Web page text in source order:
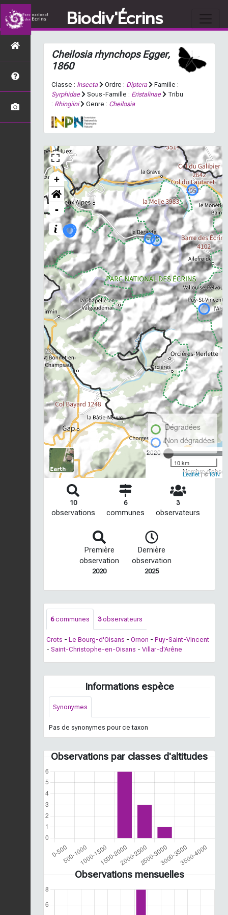
Biodiv'Écrins
Cheilosia rhynchopsEgger,
1860
Classe : Insecta Ordre : Diptera
Famille :
Syrphidae
Sous-Famille : Eristalinae
Tribu
: Rhingiini Genre : Cheilosia
+
-
2020
Nombre
Dégradées
Non dégradées
10 km
Leaflet| ©IGN
10
observations
6
communes
3
observateurs
Première
observation
2020
Dernière
observation
2025
6communes 3observateurs
Crots - Le Bourg-d'Oisans - Ornon - Puy-Saint-Vincent
- Saint-Christophe-en-Oisans - Villar-d'Arêne
Informations espèce
Synonymes
Pas de synonymes pour ce taxon
Observations par classes d'altitudes
Observations mensuelles